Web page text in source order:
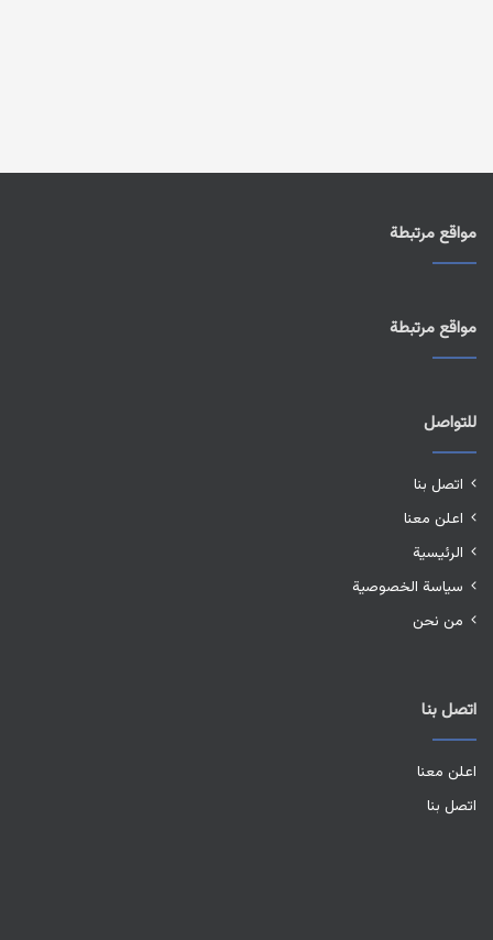
مواقع مرتبطة
مواقع مرتبطة
للتواصل
اتصل بنا
اعلن معنا
الرئيسية
سياسة الخصوصية
من نحن
اتصل بنا
اعلن معنا
اتصل بنا